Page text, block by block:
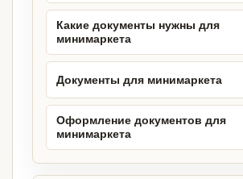
Какие документы нужны для
минимаркета
Документы для минимаркета
Оформление документов для
минимаркета